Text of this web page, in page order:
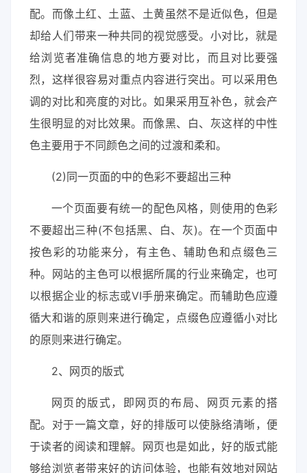
配。而像土红、土蓝、土黄虽然不是近似色，但是
却给人们带来一种共同的视觉感受。小对比，就是
给浏览者准确信息的地方要对比，而且对比要强
烈，这样很容易对重点内容进行突出。可以采用色
调的对比和亮度的对比。如果采用互补色，就会产
生很明显的对比效果。而像黑、白、灰这样的中性
色主要用于不同颜色之间的过渡和柔和。
(2)同一页面的中的色彩不要超出三种
一个页面要有统一的配色风格，则使用的色彩
不要超出三种(不包括黑、白、灰)。在一个页面中
按色彩的功能来分，有主色、辅助色和点缀色三
种。网站的主色可以根据所属的行业来确定，也可
以根据企业的标志或VI手册来确定。而辅助色应遵
循大和谐的原则来进行确定，点缀色应遵循小对比
的原则来进行确定。
2、网页的版式
网页的版式，即网页的布局、网页元素的搭
配。对于一篇文章，好的排版可以使脉络清晰，便
于读者的阅读和理解。网页也是如此，好的版式能
够给浏览者带来好的访问体验，也能有效地对网站